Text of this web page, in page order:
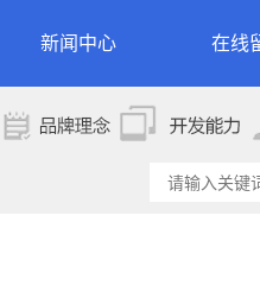
新闻中心 在线